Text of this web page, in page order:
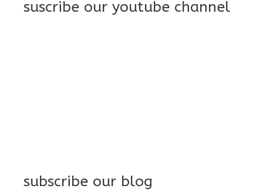
suscribe our youtube channel
subscribe our blog